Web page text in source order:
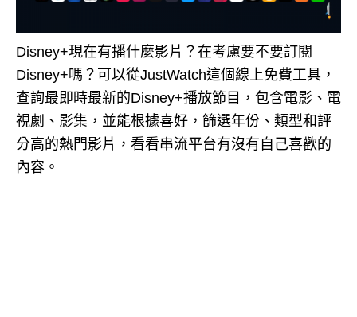
Disney+現在有播什麼影片？在考慮要不要訂閱
Disney+嗎？可以從JustWatch這個線上免費工具，
查詢最即時最新的Disney+播放節目，包含電影、電
視劇、影集，並能根據喜好，篩選年份、類型和評
分高的熱門影片，看看串流平台有沒有自己喜歡的
內容。